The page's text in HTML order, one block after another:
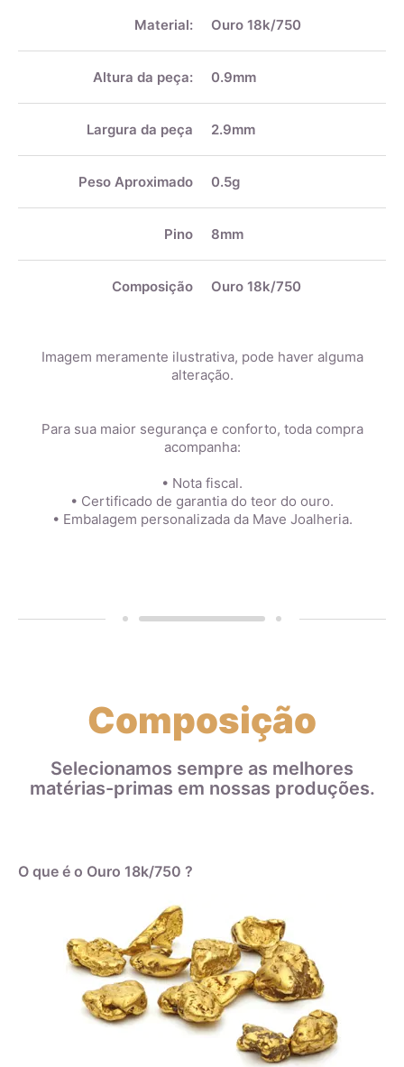
Material: Ouro 18k/750
Altura da peça: 0.9mm
Largura da peça 2.9mm
Peso Aproximado 0.5g
Pino 8mm
Composição Ouro 18k/750
Imagem meramente ilustrativa, pode haver alguma
alteração.
Para sua maior segurança e conforto, toda compra
acompanha:
• Nota fiscal.
• Certificado de garantia do teor do ouro.
• Embalagem personalizada da Mave Joalheria.
Composição
Selecionamos sempre as melhores
matérias-primas em nossas produções.
O que é o Ouro 18k/750 ?